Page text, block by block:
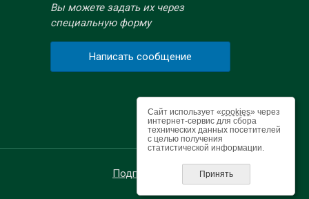
Вы можете задать их через
специальную форму
Написать сообщение
Подписка на RSS-новости
Сайт использует «cookies» через
интернет-сервис для сбора
технических данных посетителей
с целью получения
статистической информации.
Принять